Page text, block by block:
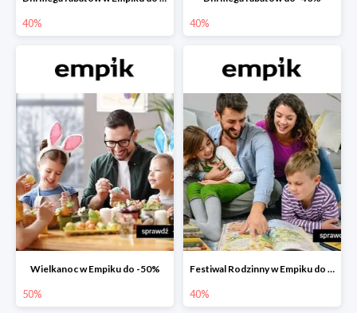
40% 40%
Wielkanoc w Empiku do -50%
50%
Festiwal Rodzinny w Empiku do -40%
40%